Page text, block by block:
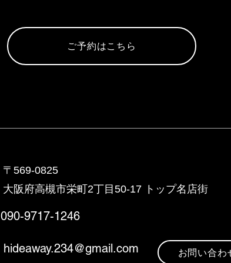
ご予約はこちら
〒569-0825
大阪府高槻市栄町2丁目50-17 トップ名店街
090-9717-1246
hideaway.234@gmail.com お問い合わ